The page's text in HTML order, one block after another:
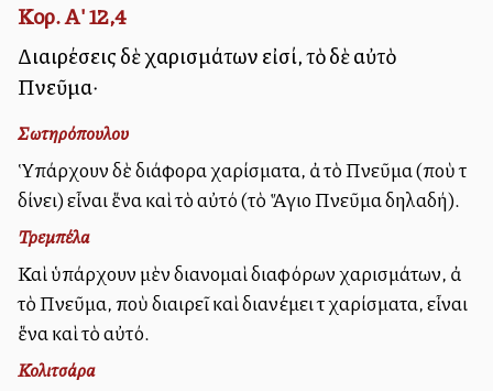
Κορ. Α' 12,4
Διαιρέσεις δὲ χαρισμάτων εἰσί, τὸ δὲ αὐτὸ
Πνεῦμα·
Σωτηρόπουλου
Ὑπάρχουν δὲ διάφορα χαρίσματα, ἀλλὰ τὸ Πνεῦμα (ποὺ τὰ
δίνει) εἶναι ἕνα καὶ τὸ αὐτό (τὸ Ἅγιο Πνεῦμα δηλαδή).
Τρεμπέλα
Καὶ ὑπάρχουν μὲν διανομαὶ διαφόρων χαρισμάτων, ἀλλὰ
τὸ Πνεῦμα, ποὺ διαιρεῖ καὶ διανέμει τὰ χαρίσματα, εἶναι
ἕνα καὶ τὸ αὐτό.
Κολιτσάρα